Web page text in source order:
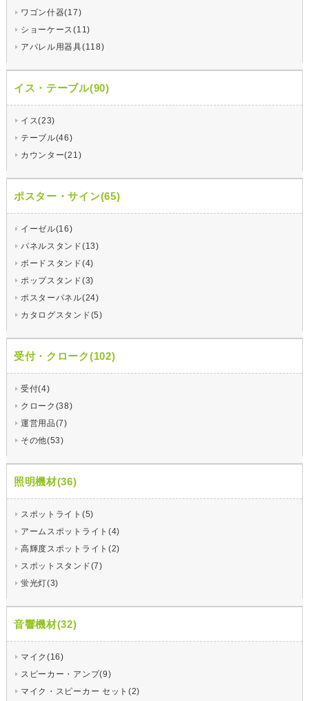
ワゴン什器(17)
ショーケース(11)
アパレル用器具(118)
イス・テーブル(90)
イス(23)
テーブル(46)
カウンター(21)
ポスター・サイン(65)
イーゼル(16)
パネルスタンド(13)
ボードスタンド(4)
ポップスタンド(3)
ポスターパネル(24)
カタログスタンド(5)
受付・クローク(102)
受付(4)
クローク(38)
運営用品(7)
その他(53)
照明機材(36)
スポットライト(5)
アームスポットライト(4)
高輝度スポットライト(2)
スポットスタンド(7)
蛍光灯(3)
音響機材(32)
マイク(16)
スピーカー・アンプ(9)
マイク・スピーカー セット(2)